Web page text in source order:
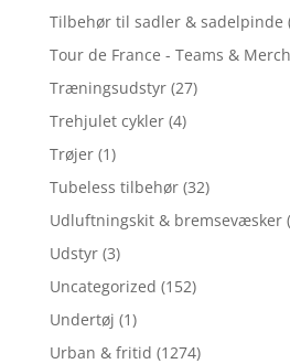
Tilbehør til sadler & sadelpinde
Tour de France - Teams &
Træningsudstyr (27)
Trehjulet cykler (4)
Trøjer (1)
Tubeless tilbehør (32)
Udluftningskit & bremsevæsker
Udstyr (3)
Uncategorized (152)
Undertøj (1)
Urban & fritid (1274)